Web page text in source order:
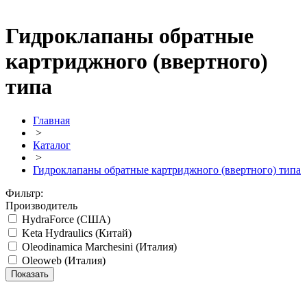
Гидроклапаны обратные
картриджного (ввертного)
типа
Главная
>
Каталог
>
Гидроклапаны обратные картриджного (ввертного) типа
Фильтр:
Производитель
HydraForce (США)
Keta Hydraulics (Китай)
Oleodinamica Marchesini (Италия)
Oleoweb (Италия)